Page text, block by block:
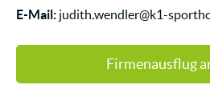
E-Mail: judith.wendler@k1-
Firmenausflug